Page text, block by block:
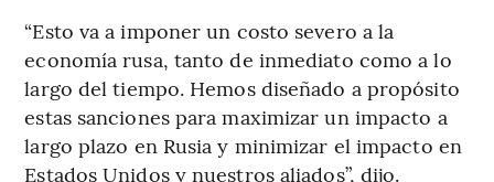
“Esto va a imponer un costo severo a la
economía rusa, tanto de inmediato como a lo
largo del tiempo. Hemos diseñado a propósito
estas sanciones para maximizar un impacto a
largo plazo en Rusia y minimizar el impacto en
Estados Unidos y nuestros aliados”, dijo.